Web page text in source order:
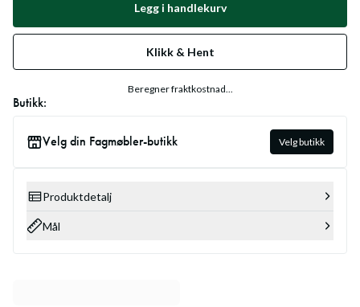
Legg i handlekurv
Klikk & Hent
Beregner fraktkostnad...
Butikk:
Velg din Fagmøbler-butikk Velg butikk
Produktdetalj
Mål